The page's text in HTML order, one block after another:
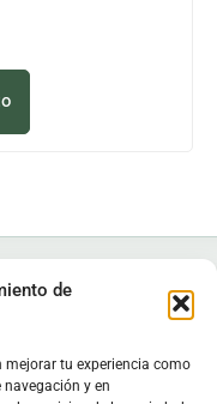
de
mejorar tu experiencia como
y en
Ocampo", IEZFO